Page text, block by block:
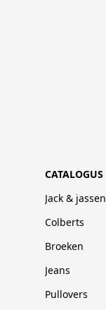
CATALOGUS
Jack & jassen
Colberts
Broeken
Jeans
Pullovers